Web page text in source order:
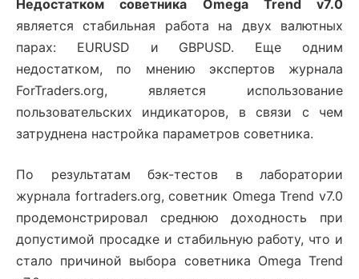
Недостатком советника Omega Trend v7.0
является стабильная работа на двух валютных
парах: EURUSD и GBPUSD. Еще одним
недостатком, по мнению экспертов журнала
ForTraders.org, является использование
пользовательских индикаторов, в связи с чем
затруднена настройка параметров советника.
По результатам бэк-тестов в лаборатории
журнала fortraders.org, советник Omega Trend v7.0
продемонстрировал среднюю доходность при
допустимой просадке и стабильную работу, что и
стало причиной выбора советника Omega Trend